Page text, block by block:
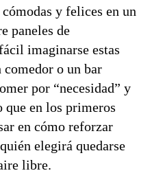
y felices en un
paneles de
imaginarse estas
comedor o un bar
por “necesidad” y
que en los primeros
en cómo reforzar
elegirá quedarse
libre.